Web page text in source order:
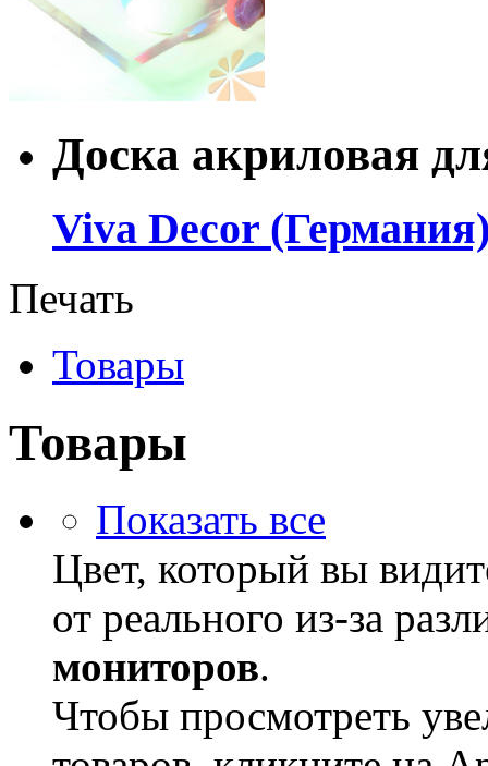
Доска акриловая
Viva Decor
Печать
Товары
Товары
Показать все
Цвет, который вы
от реального из-за
мониторов.
Чтобы просмотреть